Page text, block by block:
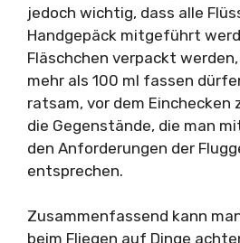
jedoch wichtig, dass alle
Handgepäck mitgeführt
Fläschchen verpackt
mehr als 100 ml fassen
ratsam, vor dem Einchecken
die Gegenstände, die man
den Anforderungen der
entsprechen.
Zusammenfassend kann
beim Fliegen auf Dinge